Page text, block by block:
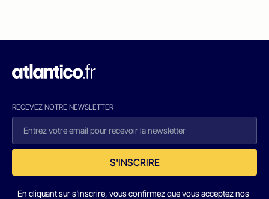
RECEVEZ NOTRE NEWSLETTER
S'INSCRIRE
En cliquant sur s'inscrire, vous confirmez que vous acceptez nos